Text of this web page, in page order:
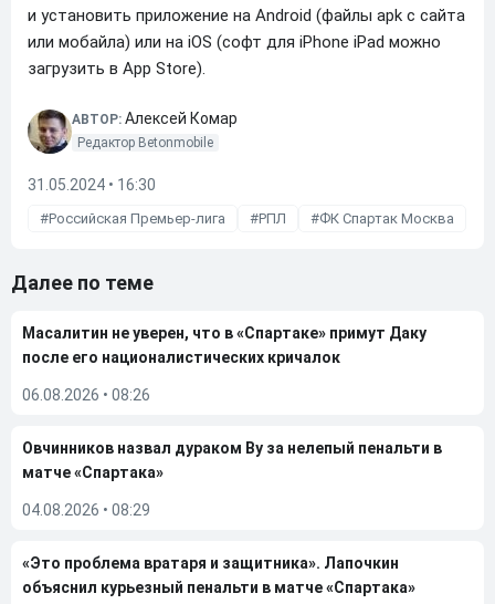
и установить приложение на Android (файлы apk с сайта
или мобайла) или на iOS (софт для iPhone iPad можно
загрузить в App Store).
АВТОР: Алексей Комар
Редактор Betonmobile
31.05.2024 • 16:30
Российская Премьер-лига РПЛ ФК Спартак Москва
Далее по теме
Масалитин не уверен, что в «Спартаке» примут Даку
после его националистических кричалок
06.08.2026 • 08:26
Овчинников назвал дураком Ву за нелепый пенальти в
матче «Спартака»
04.08.2026 • 08:29
«Это проблема вратаря и защитника». Лапочкин
объяснил курьезный пенальти в матче «Спартака»